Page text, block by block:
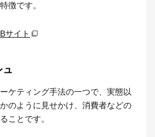
徴です。
サイト
ュ
ケティング手法の一つで、実態以
のように見せかけ、消費者などの
ことです。